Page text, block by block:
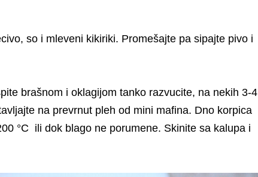
so i mleveni kikiriki. Promešajte pa sipajte pivo i
brašnom i oklagijom tanko razvucite, na nekih 3-4
na prevrnut pleh od mini mafina. Dno korpica
°C ili dok blago ne porumene. Skinite sa kalupa i